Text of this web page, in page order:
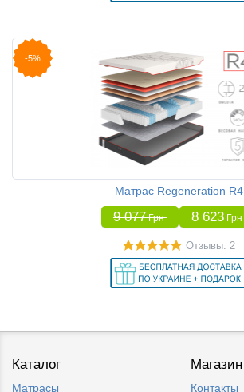
-5%
Матрас Regeneration R4
9 077 Грн 8 623 Грн
Отзывы: 2
Каталог
Матрасы
Магазин
Контакты